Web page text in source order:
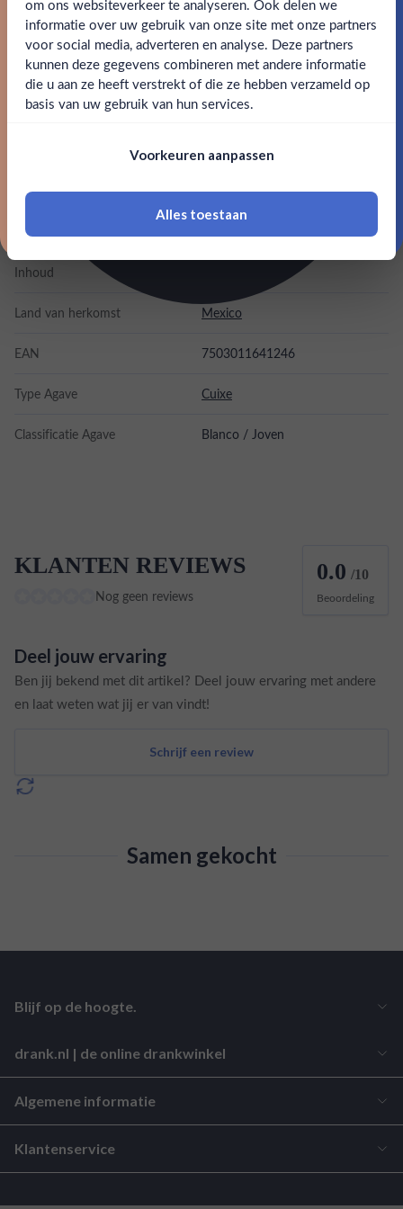
Ben jij 18 jaar of ouder?
Ja Nee
18 jaar of ouder zijn
ook een authentieke weerspiegeling van de Mexicaanse
spirit. Een must voor kenners en liefhebbers die op zoek
zijn naar een drank met karakter en diepgang.
SPECIFICATIES
47.00%
Merk Agave De Cortes
Kleurstoffen
Inhoud
Land van herkomst Mexico
EAN 7503011641246
Type Agave Cuixe
Classificatie Agave Blanco / Joven
KLANTEN REVIEWS
Nog geen reviews
0.0 /10
Beoordeling
Deel jouw ervaring
Ben jij bekend met dit artikel? Deel jouw ervaring met andere
en laat weten wat jij er van vindt!
Schrijf een review
Samen gekocht
drank.nl | de online drankwinkel
Algemene informatie
Klantenservice
Blijf op de hoogte.
om ons websiteverkeer te analyseren. Ook delen we
informatie over uw gebruik van onze site met onze partners
voor social media, adverteren en analyse. Deze partners
kunnen deze gegevens combineren met andere informatie
die u aan ze heeft verstrekt of die ze hebben verzameld op
basis van uw gebruik van hun services.
Voorkeuren aanpassen
Alles toestaan
Email
Claim mijn korting